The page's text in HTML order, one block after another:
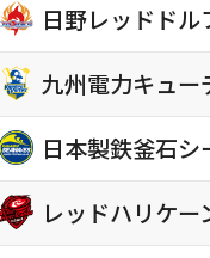
日野レッドドル
九州電力キュー
日本製鉄釜石
レッドハリケー